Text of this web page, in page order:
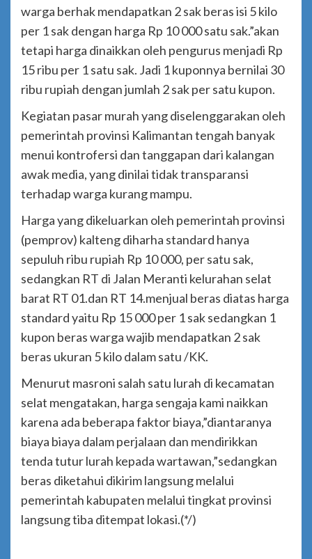
warga berhak mendapatkan 2 sak beras isi 5 kilo
per 1 sak dengan harga Rp 10 000 satu sak.”akan
tetapi harga dinaikkan oleh pengurus menjadi Rp
15 ribu per 1 satu sak. Jadi 1 kuponnya bernilai 30
ribu rupiah dengan jumlah 2 sak per satu kupon.
Kegiatan pasar murah yang diselenggarakan oleh
pemerintah provinsi Kalimantan tengah banyak
menui kontrofersi dan tanggapan dari kalangan
awak media, yang dinilai tidak transparansi
terhadap warga kurang mampu.
Harga yang dikeluarkan oleh pemerintah provinsi
(pemprov) kalteng diharha standard hanya
sepuluh ribu rupiah Rp 10 000, per satu sak,
sedangkan RT di Jalan Meranti kelurahan selat
barat RT 01.dan RT 14.menjual beras diatas harga
standard yaitu Rp 15 000 per 1 sak sedangkan 1
kupon beras warga wajib mendapatkan 2 sak
beras ukuran 5 kilo dalam satu /KK.
Menurut masroni salah satu lurah di kecamatan
selat mengatakan, harga sengaja kami naikkan
karena ada beberapa faktor biaya,”diantaranya
biaya biaya dalam perjalaan dan mendirikkan
tenda tutur lurah kepada wartawan,”sedangkan
beras diketahui dikirim langsung melalui
pemerintah kabupaten melalui tingkat provinsi
langsung tiba ditempat lokasi.(*/)